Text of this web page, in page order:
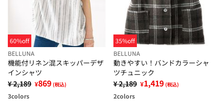
60%off
BELLUNA
機能付リネン混スキッパーデザ
インシャツ
¥ 2,189 ¥869 (税込)
3colors
35%off
BELLUNA
動きやすい！バンドカラーシャ
ツチュニック
¥ 2,189 ¥1,419 (税込)
2colors